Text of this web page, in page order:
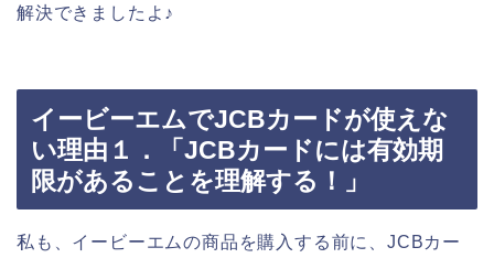
解決できましたよ♪
イービーエムでJCBカードが使えな
い理由１．「JCBカードには有効期
限があることを理解する！」
私も、イービーエムの商品を購入する前に、JCBカー